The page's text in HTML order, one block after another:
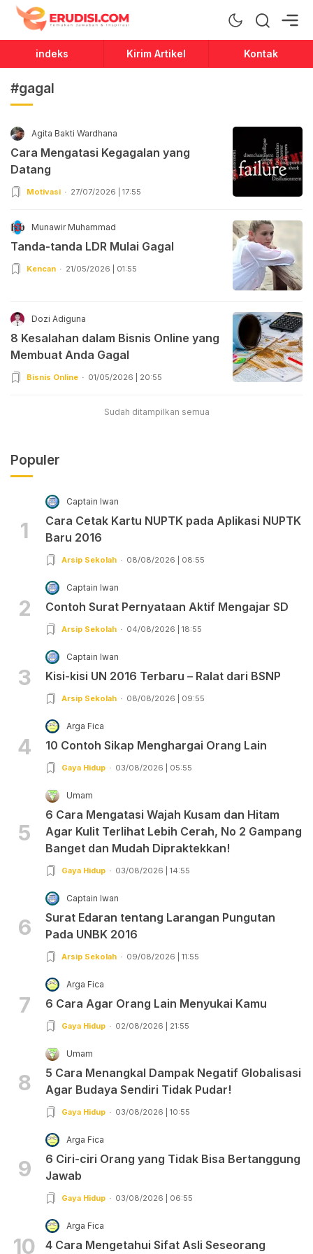
Erudisi
Temukan Jawaban dan Inspirasi
indeks Kirim Artikel Kontak
#gagal
Agita Bakti Wardhana
Cara Mengatasi Kegagalan yang
Datang
Motivasi 27/07/2026 | 17:55
Munawir Muhammad
Tanda-tanda LDR Mulai Gagal
Kencan 21/05/2026 | 01:55
Dozi Adiguna
8 Kesalahan dalam Bisnis Online yang
Membuat Anda Gagal
Bisnis Online 01/05/2026 | 20:55
Sudah ditampilkan semua
Populer
1
Captain Iwan
Cara Cetak Kartu NUPTK pada Aplikasi NUPTK
Baru 2016
Arsip Sekolah 08/08/2026 | 08:55
2
Captain Iwan
Contoh Surat Pernyataan Aktif Mengajar SD
Arsip Sekolah 04/08/2026 | 18:55
3
Captain Iwan
Kisi-kisi UN 2016 Terbaru – Ralat dari BSNP
Arsip Sekolah 08/08/2026 | 09:55
4
Arga Fica
10 Contoh Sikap Menghargai Orang Lain
Gaya Hidup 03/08/2026 | 05:55
5
Umam
6 Cara Mengatasi Wajah Kusam dan Hitam
Agar Kulit Terlihat Lebih Cerah, No 2 Gampang
Banget dan Mudah Dipraktekkan!
Gaya Hidup 03/08/2026 | 14:55
6
Captain Iwan
Surat Edaran tentang Larangan Pungutan
Pada UNBK 2016
Arsip Sekolah 09/08/2026 | 11:55
7
Arga Fica
6 Cara Agar Orang Lain Menyukai Kamu
Gaya Hidup 02/08/2026 | 21:55
8
Umam
5 Cara Menangkal Dampak Negatif Globalisasi
Agar Budaya Sendiri Tidak Pudar!
Gaya Hidup 03/08/2026 | 10:55
9
Arga Fica
6 Ciri-ciri Orang yang Tidak Bisa Bertanggung
Jawab
Gaya Hidup 03/08/2026 | 06:55
10
Arga Fica
4 Cara Mengetahui Sifat Asli Seseorang